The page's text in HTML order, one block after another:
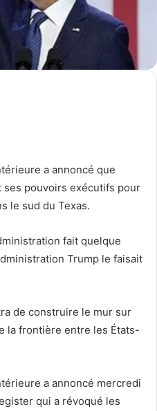
a annoncé que
ses pouvoirs exécutifs pour
le sud du Texas.
fait quelque
Trump le faisait
de construire le mur sur
la frontière entre les États-
a annoncé mercredi
qui a révoqué les